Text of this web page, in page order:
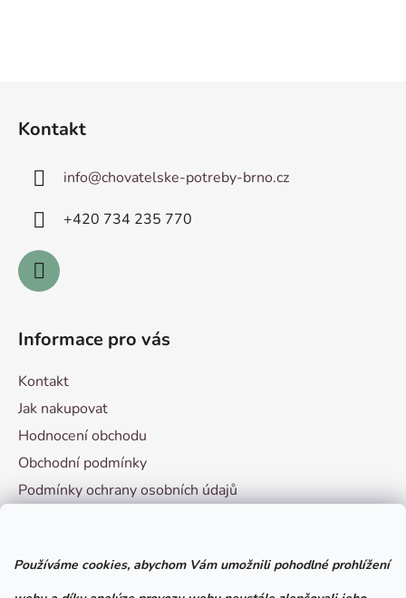
Používáme cookies, abychom Vám umožnili pohodlné prohlížení
Kontakt
info@chovatelske-potreby-brno.cz
+420 ­734 235 770
Informace pro vás
Kontakt
Jak nakupovat
Hodnocení obchodu
Obchodní podmínky
Podmínky ochrany osobních údajů